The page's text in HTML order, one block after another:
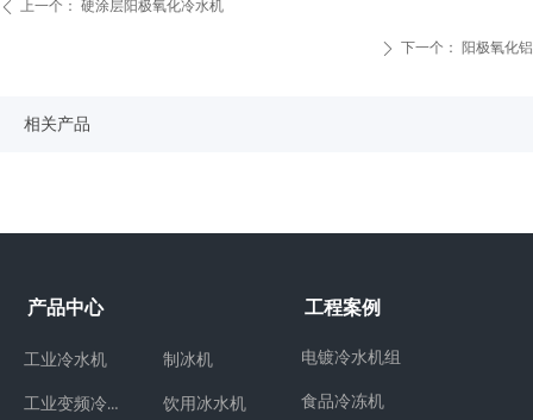
相关产品
ꄴ 上一个： 硬涂层阳极氧化冷水机
ꄲ 下一个： 阳极氧化铝
产品中心
工业冷水机
工业变频冷水机
制冰机
饮用冰水机
工程案例
电镀冷水机组
食品冷冻机